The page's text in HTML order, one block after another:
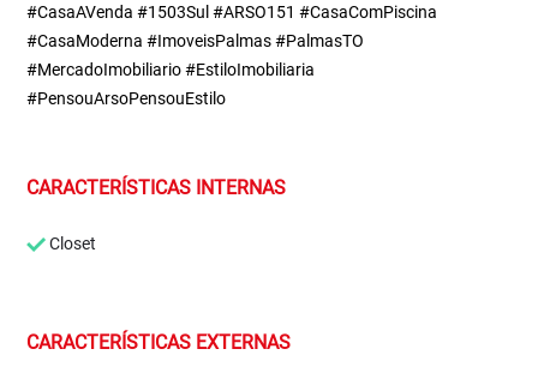
#CasaAVenda #1503Sul #ARSO151 #CasaComPiscina
#CasaModerna #ImoveisPalmas #PalmasTO
#MercadoImobiliario #EstiloImobiliaria
#PensouArsoPensouEstilo
CARACTERÍSTICAS INTERNAS
Closet
CARACTERÍSTICAS EXTERNAS